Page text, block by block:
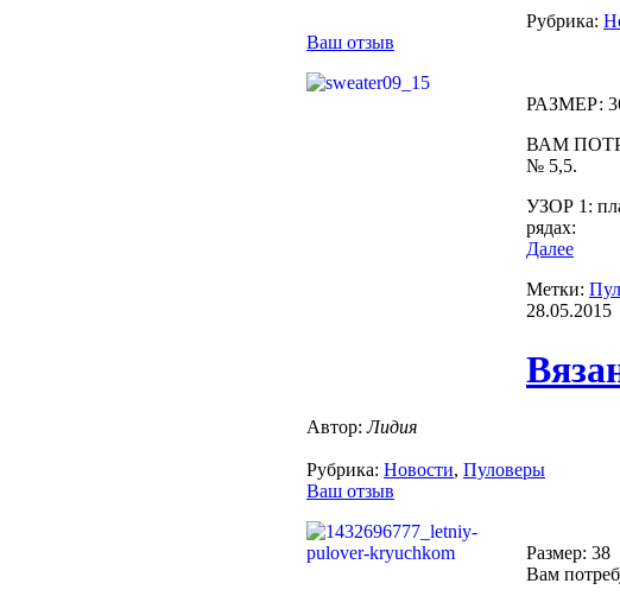
Рубрика:
Ваш отзыв
РАЗМЕР:
ВАМ
№ 5,5.
УЗОР 1:
рядах:
Далее
Метки:
28.05.2015
Автор:Лидия
Рубрика: Новости, Пуловеры
Ваш отзыв
Размер: 38
Вам